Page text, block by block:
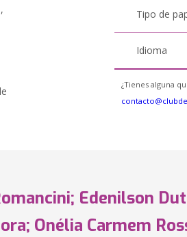
Tipo de
Idioma
¿Tienes alguna
Edenilson
Onélia Carmem